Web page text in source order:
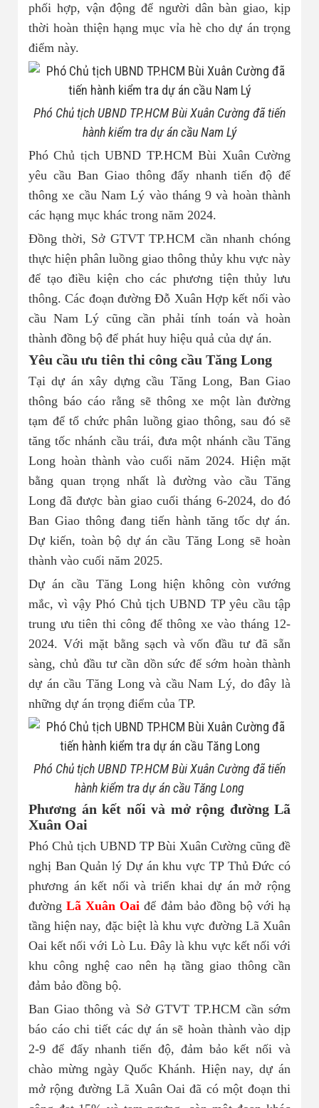
phối hợp, vận động để người dân bàn giao, kịp
thời hoàn thiện hạng mục vỉa hè cho dự án trọng
điểm này.
Phó Chủ tịch UBND TP.HCM Bùi Xuân Cường đã tiến
hành kiểm tra dự án cầu Nam Lý
Phó Chủ tịch UBND TP.HCM Bùi Xuân Cường
yêu cầu Ban Giao thông đẩy nhanh tiến độ để
thông xe cầu Nam Lý vào tháng 9 và hoàn thành
các hạng mục khác trong năm 2024.
Đồng thời, Sở GTVT TP.HCM cần nhanh chóng
thực hiện phân luồng giao thông thủy khu vực này
để tạo điều kiện cho các phương tiện thủy lưu
thông. Các đoạn đường Đỗ Xuân Hợp kết nối vào
cầu Nam Lý cũng cần phải tính toán và hoàn
thành đồng bộ để phát huy hiệu quả của dự án.
Yêu cầu ưu tiên thi công cầu Tăng Long
Tại dự án xây dựng cầu Tăng Long, Ban Giao
thông báo cáo rằng sẽ thông xe một làn đường
tạm để tổ chức phân luồng giao thông, sau đó sẽ
tăng tốc nhánh cầu trái, đưa một nhánh cầu Tăng
Long hoàn thành vào cuối năm 2024. Hiện mặt
bằng quan trọng nhất là đường vào cầu Tăng
Long đã được bàn giao cuối tháng 6-2024, do đó
Ban Giao thông đang tiến hành tăng tốc dự án.
Dự kiến, toàn bộ dự án cầu Tăng Long sẽ hoàn
thành vào cuối năm 2025.
Dự án cầu Tăng Long hiện không còn vướng
mắc, vì vậy Phó Chủ tịch UBND TP yêu cầu tập
trung ưu tiên thi công để thông xe vào tháng 12-
2024. Với mặt bằng sạch và vốn đầu tư đã sẵn
sàng, chủ đầu tư cần dồn sức để sớm hoàn thành
dự án cầu Tăng Long và cầu Nam Lý, do đây là
những dự án trọng điểm của TP.
Phó Chủ tịch UBND TP.HCM Bùi Xuân Cường đã tiến
hành kiểm tra dự án cầu Tăng Long
Phương án kết nối và mở rộng đường Lã
Xuân Oai
Phó Chủ tịch UBND TP Bùi Xuân Cường cũng đề
nghị Ban Quản lý Dự án khu vực TP Thủ Đức có
phương án kết nối và triển khai dự án mở rộng
đườngLã Xuân Oai để đảm bảo đồng bộ với hạ
tầng hiện nay, đặc biệt là khu vực đường Lã Xuân
Oai kết nối với Lò Lu. Đây là khu vực kết nối với
khu công nghệ cao nên hạ tầng giao thông cần
đảm bảo đồng bộ.
Ban Giao thông và Sở GTVT TP.HCM cần sớm
báo cáo chi tiết các dự án sẽ hoàn thành vào dịp
2-9 để đẩy nhanh tiến độ, đảm bảo kết nối và
chào mừng ngày Quốc Khánh. Hiện nay, dự án
mở rộng đường Lã Xuân Oai đã có một đoạn thi